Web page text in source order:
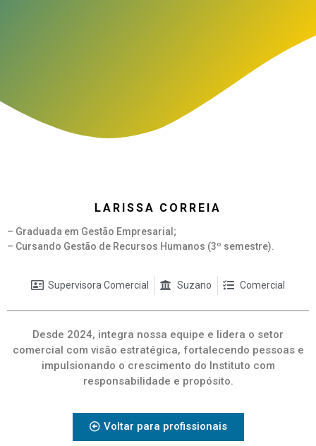
LARISSA CORREIA
– Graduada em Gestão Empresarial;
– Cursando Gestão de Recursos Humanos (3º semestre).
Supervisora Comercial Suzano Comercial
Desde 2024, integra nossa equipe e lidera o setor
comercial com visão estratégica, fortalecendo pessoas e
impulsionando o crescimento do Instituto com
responsabilidade e propósito.
Voltar para profissionais